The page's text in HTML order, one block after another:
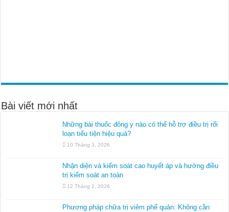
Bài viết mới nhất
Những bài thuốc đông y nào có thể hỗ trợ điều trị rối
loạn tiểu tiện hiệu quả?
10 Tháng 3, 2026
Nhận diện và kiểm soát cao huyết áp và hướng điều
trị kiểm soát an toàn
12 Tháng 2, 2026
Phương pháp chữa trị viêm phế quản: Không cần